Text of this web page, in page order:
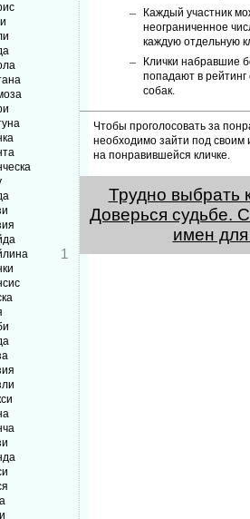
1
Каждый участник
неограниченное
каждую отдельную
Клички набравшие
попадают в
собак.
Чтобы проголосовать за
необходимо зайти под своим
на понравившейся кличке.
Трудно выбрать
Доверься судьбе.
имен для